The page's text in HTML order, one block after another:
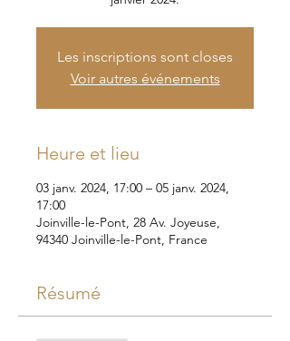
Les inscriptions sont closes
Voir autres événements
Heure et lieu
03 janv. 2024, 17:00 – 05 janv. 2024,
17:00
Joinville-le-Pont, 28 Av. Joyeuse,
94340 Joinville-le-Pont, France
Résumé